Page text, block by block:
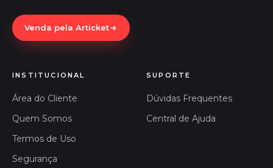
Venda pela Articket
INSTITUCIONAL
Área do Cliente
Quem Somos
Termos de Uso
Segurança
SUPORTE
Dúvidas Frequentes
Central de Ajuda